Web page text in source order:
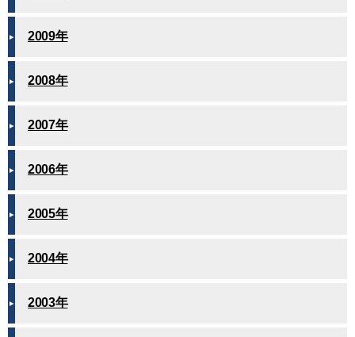
2009年
2008年
2007年
2006年
2005年
2004年
2003年